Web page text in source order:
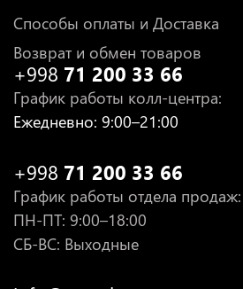
Способы оплаты и Доставка
Возврат и обмен товаров
+998 71 200 33 66
График работы колл-центра:
Ежедневно: 9:00–21:00
+998 71 200 33 66
График работы отдела продаж:
ПН-ПТ: 9:00–18:00
СБ-ВС: Выходные